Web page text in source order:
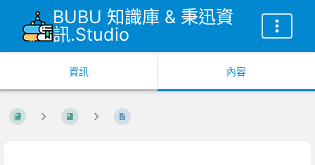
BUBU 知識庫 & 秉迅資
訊.Studio
資訊 內容